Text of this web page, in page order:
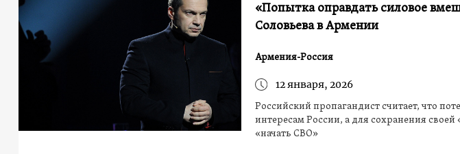
«Попытка оправдать силовое
Соловьева в Армении
Армения-Россия
12 января, 2026
Российский пропагандист считает, что
интересам России, а для сохранения
«начать СВО»